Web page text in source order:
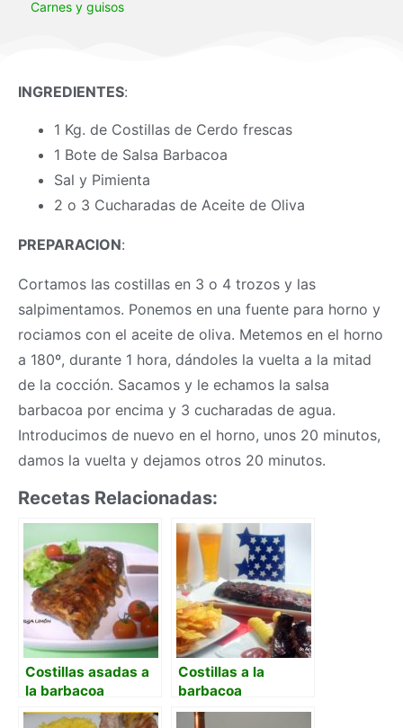
Carnes y guisos
INGREDIENTES:
1 Kg. de Costillas de Cerdo frescas
1 Bote de Salsa Barbacoa
Sal y Pimienta
2 o 3 Cucharadas de Aceite de Oliva
PREPARACION:
Cortamos las costillas en 3 o 4 trozos y las
salpimentamos. Ponemos en una fuente para horno y
rociamos con el aceite de oliva. Metemos en el horno
a 180º, durante 1 hora, dándoles la vuelta a la mitad
de la cocción. Sacamos y le echamos la salsa
barbacoa por encima y 3 cucharadas de agua.
Introducimos de nuevo en el horno, unos 20 minutos,
damos la vuelta y dejamos otros 20 minutos.
Recetas Relacionadas:
Costillas asadas a
la barbacoa
Costillas a la
barbacoa